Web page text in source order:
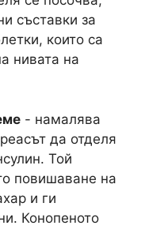
съставки за
които са
нивата на
- намалява
да отделя
Той
повишаване на
и ги
Конопеното